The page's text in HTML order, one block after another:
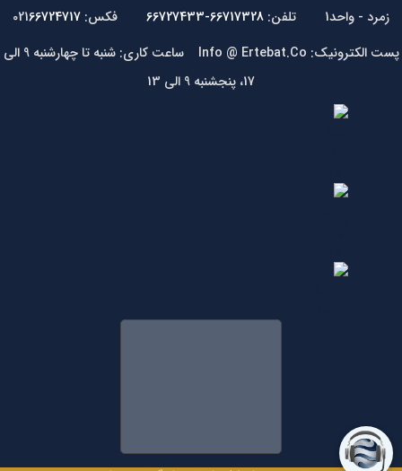
زمرد - واحد1 تلفن:
66717328-66727433 فکس: 021 66724717
پست الکترونیک: Info @ Ertebat.Co ساعت کاری: شنبه تا چهارشنبه 9 الی
17، پنجشنبه 9 الی 13